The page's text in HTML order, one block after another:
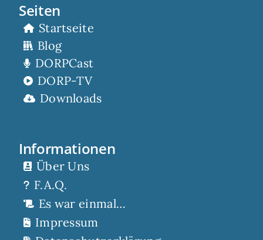
Seiten
Startseite
Blog
DORPCast
DORP-TV
Downloads
Informationen
Über Uns
F.A.Q.
Es war einmal…
Impressum